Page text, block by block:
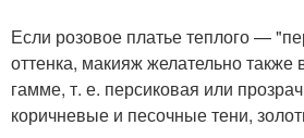
Если розовое платье теплого —
оттенка, макияж желательно также
гамме, т. е. персиковая или
коричневые и песочные тени,